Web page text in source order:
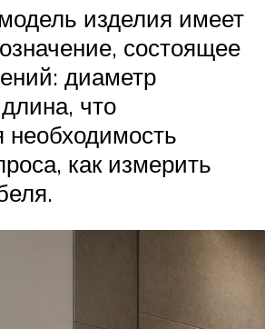
изделия имеет
состоящее
диаметр
что
необходимость
как измерить